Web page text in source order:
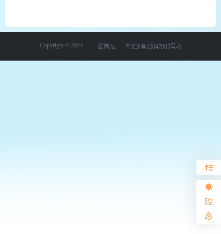
写作
影视
绘画
学习
Copyright © 2024 爱掏Ai 粤ICP备15047905号-9